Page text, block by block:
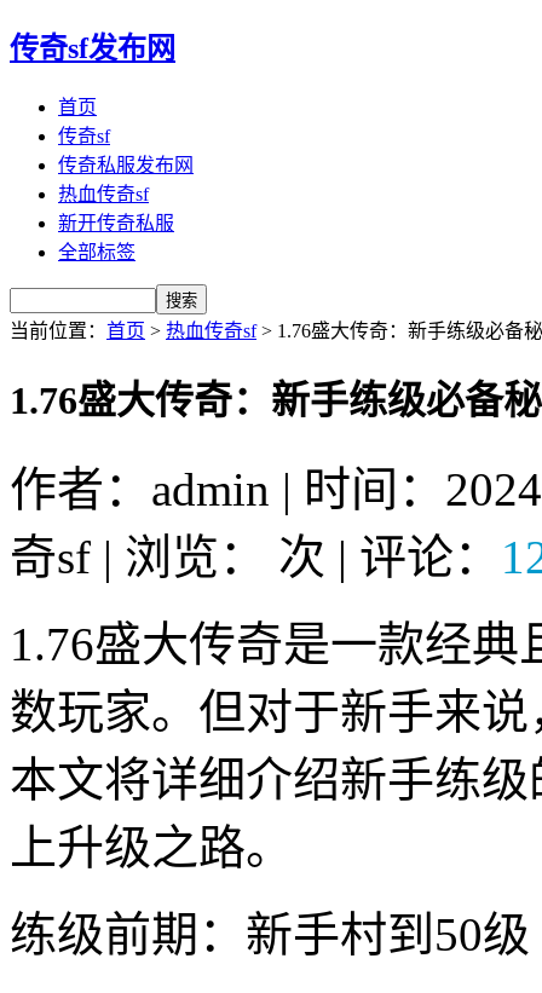
传奇sf发布网
首页
传奇sf
传奇私服发布网
热血传奇sf
新开传奇私服
全部标签
当前位置： 首页 > 热血传奇sf> 1.76盛大传奇：新手练级必备
1.76盛大传奇：新手练级必备
作者：admin | 时间：
奇sf | 浏览：
次 | 评论：
1.76盛大传奇是一款经
数玩家。但对于新手来
本文将详细介绍新手练
上升级之路。
练级前期：新手村到50级